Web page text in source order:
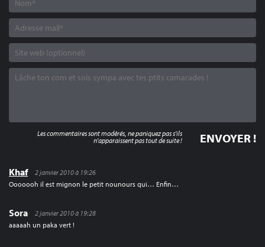
Khaf
2 janvier 2010 à 19:26
Ooooooh il est mignon le petit nounours qui… Enfin…
Sora
2 janvier 2010 à 19:28
aaaaah un paka vert !
Les commentaires sont modérés, ne paniquez pas s'ils
n'apparaissent pas tout de suite !